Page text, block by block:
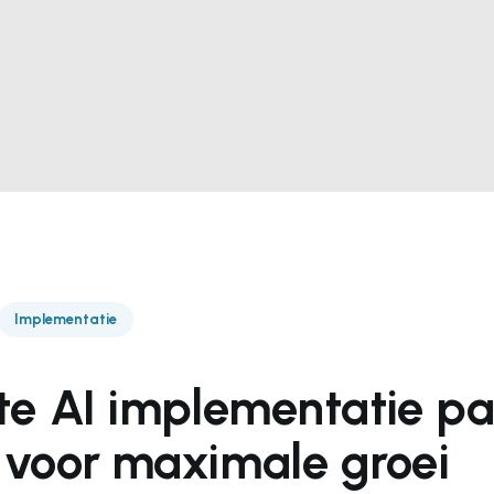
Implementatie
AI implementatie
maximale groei